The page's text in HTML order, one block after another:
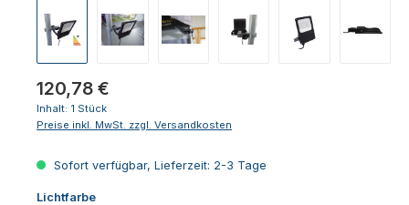
Regulärer Preis:
120,78 €
Inhalt: 1 Stück
Preise inkl. MwSt. zzgl. Versandkosten
Sofort verfügbar, Lieferzeit: 2-3 Tage
Lichtfarbeauswählen